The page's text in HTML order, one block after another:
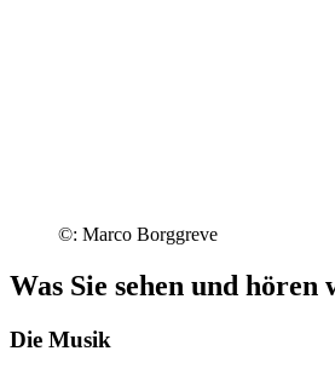
©: Marco Borggreve
Was Sie sehen und hören
Die Musik